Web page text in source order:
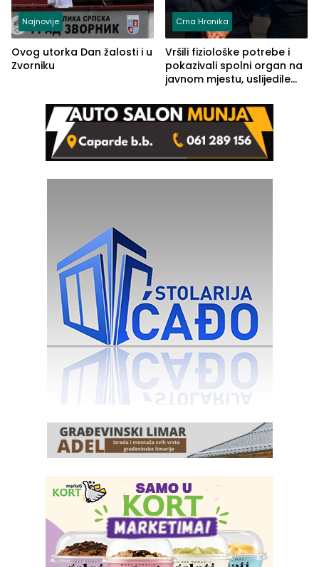
Najnovije
Ovog utorka Dan žalosti i u
Zvorniku
Crna Hronika
Vršili fiziološke potrebe i
pokazivali spolni organ na
javnom mjestu, uslijedile